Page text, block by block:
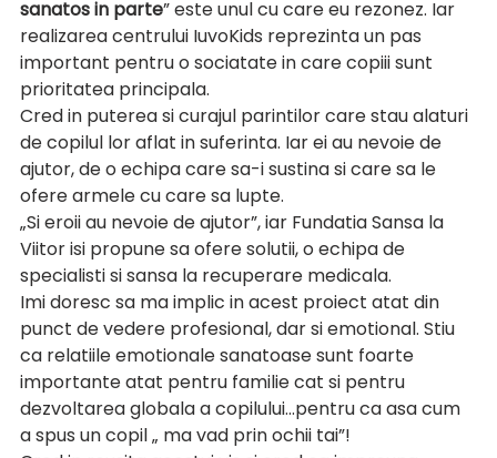
sanatos in parte” este unul cu care eu rezonez. Iar
realizarea centrului IuvoKids reprezinta un pas
important pentru o sociatate in care copiii sunt
prioritatea principala.
Cred in puterea si curajul parintilor care stau alaturi
de copilul lor aflat in suferinta. Iar ei au nevoie de
ajutor, de o echipa care sa-i sustina si care sa le
ofere armele cu care sa lupte.
„Si eroii au nevoie de ajutor”, iar Fundatia Sansa la
Viitor isi propune sa ofere solutii, o echipa de
specialisti si sansa la recuperare medicala.
Imi doresc sa ma implic in acest proiect atat din
punct de vedere profesional, dar si emotional. Stiu
ca relatiile emotionale sanatoase sunt foarte
importante atat pentru familie cat si pentru
dezvoltarea globala a copilului...pentru ca asa cum
a spus un copil „ ma vad prin ochii tai”!